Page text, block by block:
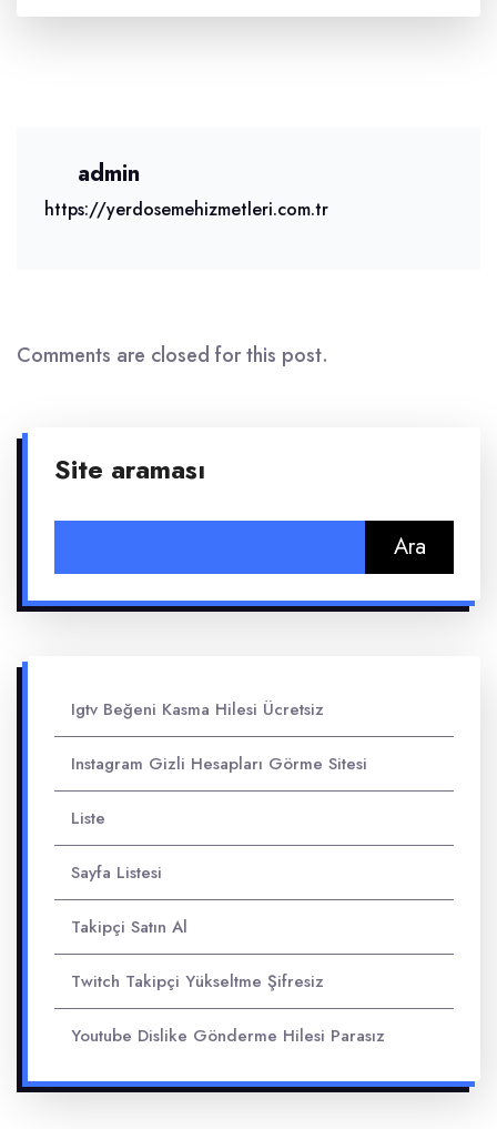
admin
https://yerdosemehizmetleri.com.tr
Comments are closed for this post.
Site araması
Igtv Beğeni Kasma Hilesi Ücretsiz
Instagram Gizli Hesapları Görme Sitesi
Liste
Sayfa Listesi
Takipçi Satın Al
Twitch Takipçi Yükseltme Şifresiz
Youtube Dislike Gönderme Hilesi Parasız